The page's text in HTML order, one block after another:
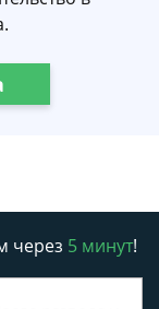
через 5 минут!